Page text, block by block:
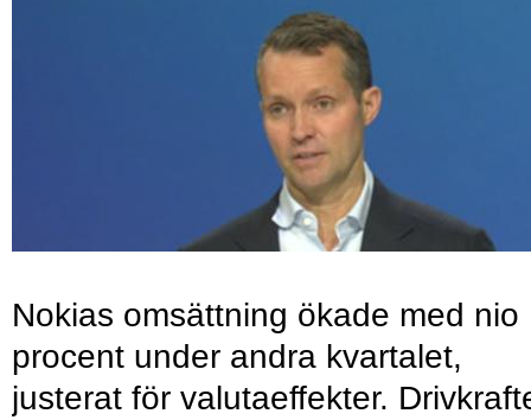
Nokias omsättning ökade med nio
procent under andra kvartalet,
justerat för valutaeffekter.